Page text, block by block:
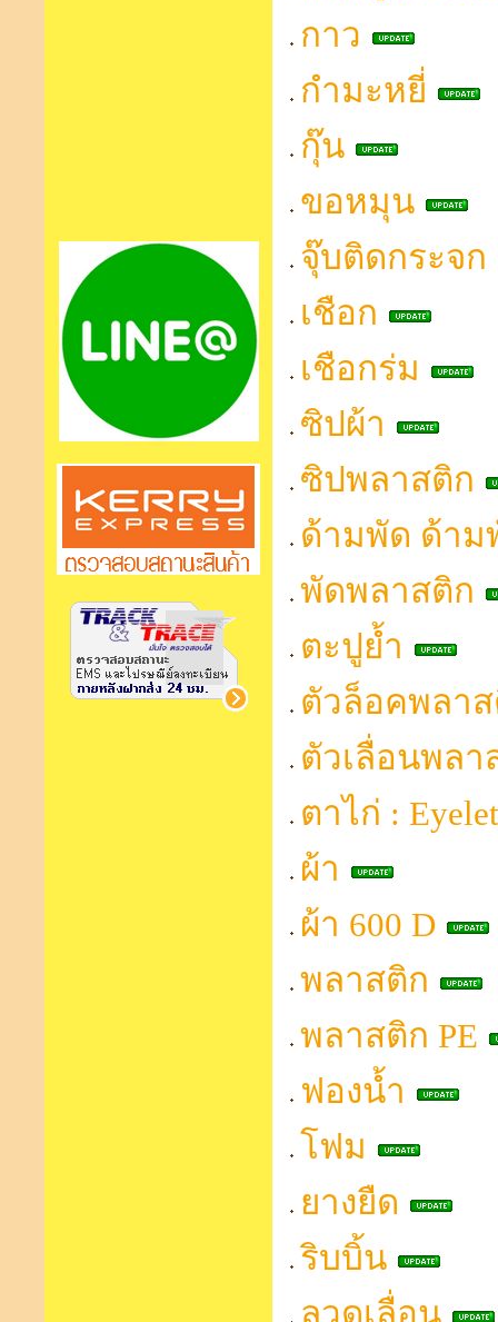
กาว
กำมะหยี่
กุ๊น
ขอหมุน
จุ๊บติดกระจก
เชือก
เชือกร่ม
ซิปผ้า
ซิปพลาสติก
ด้ามพัด ด้าม
พัดพลาสติก
ตะปูย้ำ
ตัวล็อคพลา
ตัวเลื่อนพลา
ตาไก่ :
ผ้า
ผ้า 600 D
พลาสติก
พลาสติก PE
ฟองน้ำ
โฟม
ยางยืด
ริบบิ้น
ลวดเลื่อน